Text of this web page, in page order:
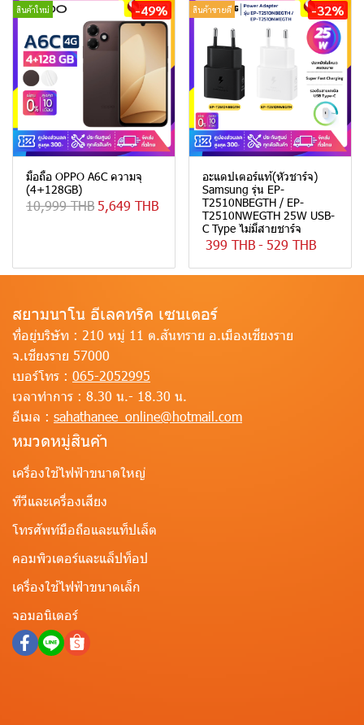
สินค้าใหม่ -49%
มือถือ OPPO A6C ความจุ
(4+128GB)
10,999 THB 5,649 THB
สินค้าขายดี -32%
อะแดปเตอร์แท้(หัวชาร์จ)
Samsung รุ่น EP-
T2510NBEGTH / EP-
T2510NWEGTH 25W USB-
C Type ไม่มีสายชาร์จ
399 THB- 529 THB
สยามนาโน อีเลคทริค เซนเตอร์
ที่อยู่บริษัท : 210 หมู่ 11 ต.สันทราย อ.เมืองเชียงราย
จ.เชียงราย 57000
เบอร์โทร : 065-2052995
เวลาทำการ : 8.30 น.- 18.30 น.
อีเมล : sahathanee_online@hotmail.com
หมวดหมู่สินค้า
เครื่องใช้ไฟฟ้าขนาดใหญ่
ทีวีและเครื่องเสียง
โทรศัพท์มือถือและแท็ปเล็ต
คอมพิวเตอร์และแล็ปท็อป
เครื่องใช้ไฟฟ้าขนาดเล็ก
จอมอนิเตอร์